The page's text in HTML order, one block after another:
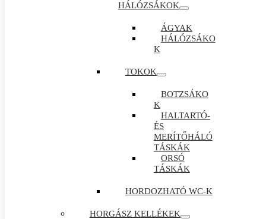
HÁLÓZSÁKOK
ÁGYAK
HÁLÓZSÁKO
K
TOKOK
BOTZSÁKO
K
HALTARTÓ-
ÉS
MERÍTŐHÁLÓ
TÁSKÁK
ORSÓ
TÁSKÁK
HORDOZHATÓ WC-K
HORGÁSZ KELLÉKEK